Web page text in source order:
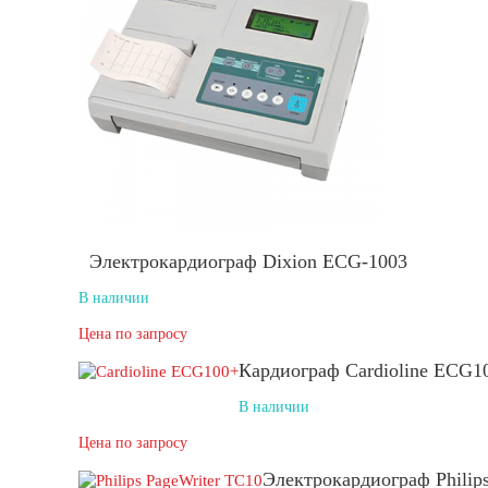
Электрокардиограф Dixion ECG-1003
В наличии
Цена по запросу
Кардиограф Cardioline
В наличии
Цена по запросу
Электрокардиограф